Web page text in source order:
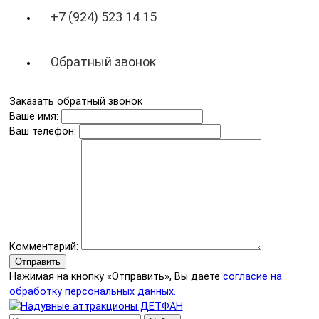
+7 (924) 523 14 15
Обратный звонок
Заказать обратный звонок
Ваше имя:
Ваш телефон:
Комментарий:
Отправить
Нажимая на кнопку «Отправить», Вы даете согласие на
обработку персональных данных.